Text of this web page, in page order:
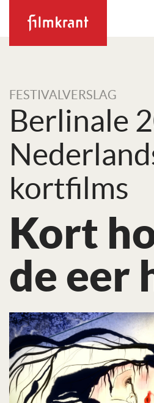
FESTIVALVERSLAG
Berlinale
kortfilms
Kort
de eer